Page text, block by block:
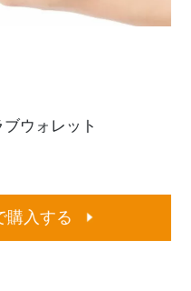
ウォレット
購入する